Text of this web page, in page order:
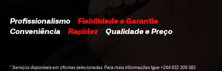
Profissionalismo Fiabilidade e Garantia
Conveniência Rapidez Qualidade e Preço
* Serviços disponíveis em oficinas selecionadas. Para mais informações ligue +244 932 309 382